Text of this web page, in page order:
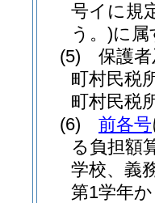
号イに規
う。)に属
(5)
保護
町村民税
町村民税
(6)
前各号
る負担額
学校、義
第1学年